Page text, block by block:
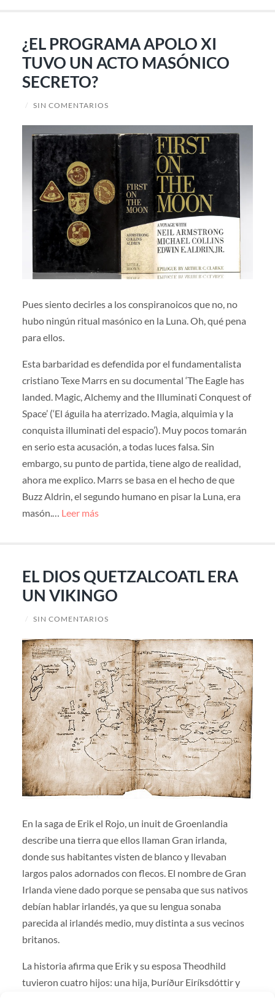
¿EL PROGRAMA APOLO XI
TUVO UN ACTO MASÓNICO
SECRETO?
/ SIN COMENTARIOS
Pues siento decirles a los conspiranoicos que no, no
hubo ningún ritual masónico en la Luna. Oh, qué pena
para ellos.
Esta barbaridad es defendida por el fundamentalista
cristiano Texe Marrs en su documental ‘The Eagle has
landed. Magic, Alchemy and the Illuminati Conquest of
Space’ (‘El águila ha aterrizado. Magia, alquimia y la
conquista illuminati del espacio’). Muy pocos tomarán
en serio esta acusación, a todas luces falsa. Sin
embargo, su punto de partida, tiene algo de realidad,
ahora me explico. Marrs se basa en el hecho de que
Buzz Aldrin, el segundo humano en pisar la Luna, era
masón.… Leer más
EL DIOS QUETZALCOATL ERA
UN VIKINGO
/ SIN COMENTARIOS
En la saga de Erik el Rojo, un inuit de Groenlandia
describe una tierra que ellos llaman Gran irlanda,
donde sus habitantes visten de blanco y llevaban
largos palos adornados con flecos. El nombre de Gran
Irlanda viene dado porque se pensaba que sus nativos
debían hablar irlandés, ya que su lengua sonaba
parecida al irlandés medio, muy distinta a sus vecinos
britanos.
La historia afirma que Erik y su esposa Theodhild
tuvieron cuatro hijos: una hija, Þuríður Eiríksdóttir y